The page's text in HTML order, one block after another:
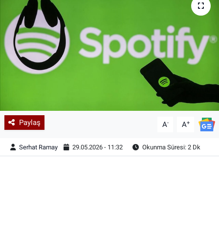
Paylaş A- A+
Serhat Ramay 29.05.2026 - 11:32 Okunma Süresi: 2 Dk